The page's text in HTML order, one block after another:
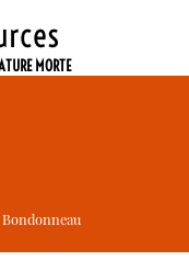
MORTE